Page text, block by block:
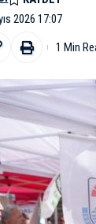
2026 17:07
1 Min